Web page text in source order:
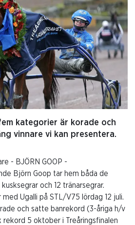
kategorier är korade och
vinnare vi kan presentera.
- BJÖRN GOOP -
Björn Goop tar hem båda de
och 12 tränarsegrar.
Ugalli på STL/V75 lördag 12 juli.
och satte banrekord (3-åriga h/v
5 oktober i Treåringsfinalen